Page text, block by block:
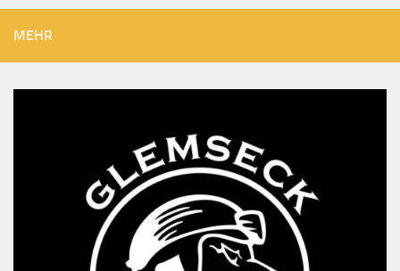
MEHR